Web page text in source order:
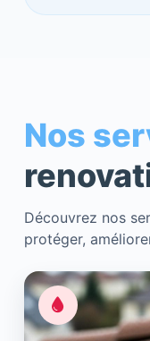
Nos
Découvrez nos
protéger,